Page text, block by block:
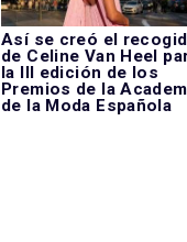
Así se creó el
de Celine Van Heel
la III edición de los
Premios de la
de la Moda Española